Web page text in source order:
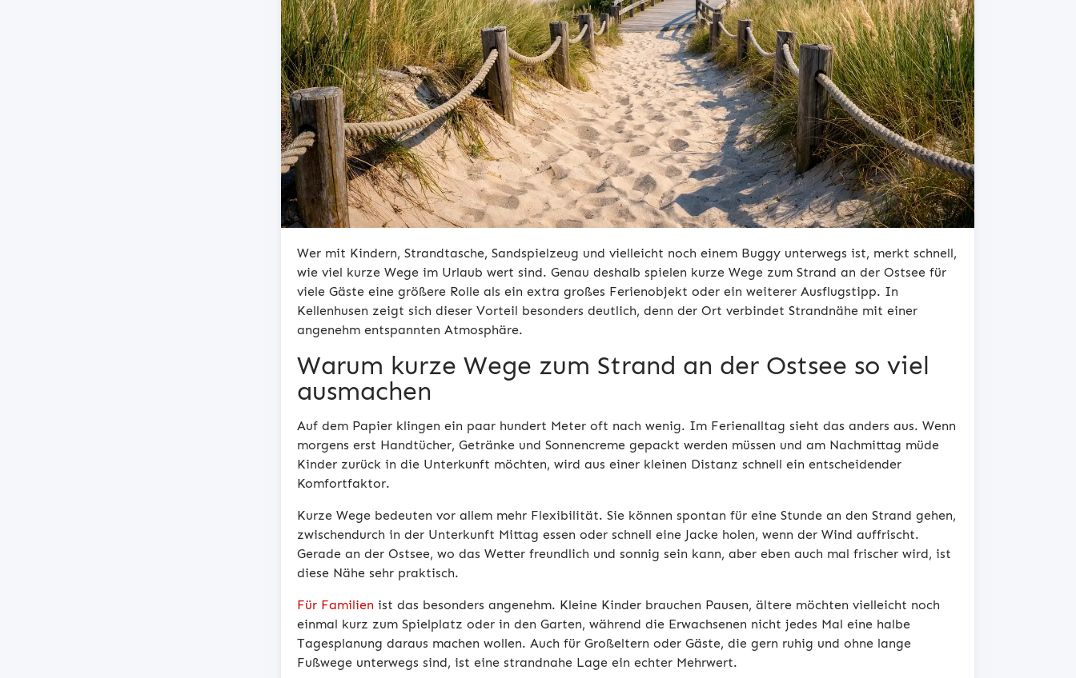
Wer mit Kindern, Strandtasche, Sandspielzeug und vielleicht noch einem Buggy unterwegs ist, merkt schnell,
wie viel kurze Wege im Urlaub wert sind. Genau deshalb spielen kurze Wege zum Strand an der Ostsee für
viele Gäste eine größere Rolle als ein extra großes Ferienobjekt oder ein weiterer Ausflugstipp. In
Kellenhusen zeigt sich dieser Vorteil besonders deutlich, denn der Ort verbindet Strandnähe mit einer
angenehm entspannten Atmosphäre.
Warum kurze Wege zum Strand an der Ostsee so viel
ausmachen
Auf dem Papier klingen ein paar hundert Meter oft nach wenig. Im Ferienalltag sieht das anders aus. Wenn
morgens erst Handtücher, Getränke und Sonnencreme gepackt werden müssen und am Nachmittag müde
Kinder zurück in die Unterkunft möchten, wird aus einer kleinen Distanz schnell ein entscheidender
Komfortfaktor.
Kurze Wege bedeuten vor allem mehr Flexibilität. Sie können spontan für eine Stunde an den Strand gehen,
zwischendurch in der Unterkunft Mittag essen oder schnell eine Jacke holen, wenn der Wind auffrischt.
Gerade an der Ostsee, wo das Wetter freundlich und sonnig sein kann, aber eben auch mal frischer wird, ist
diese Nähe sehr praktisch.
Für Familien ist das besonders angenehm. Kleine Kinder brauchen Pausen, ältere möchten vielleicht noch
einmal kurz zum Spielplatz oder in den Garten, während die Erwachsenen nicht jedes Mal eine halbe
Tagesplanung daraus machen wollen. Auch für Großeltern oder Gäste, die gern ruhig und ohne lange
Fußwege unterwegs sind, ist eine strandnahe Lage ein echter Mehrwert.